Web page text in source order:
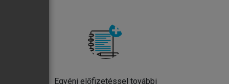
Egyéni előfizetéssel további